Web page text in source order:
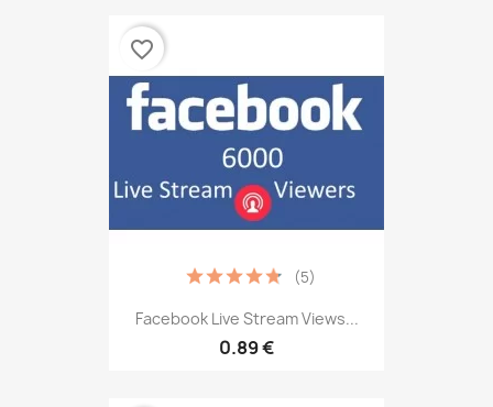
Facebook Live Stream Views...
0.89 €
(5)
favorite_border